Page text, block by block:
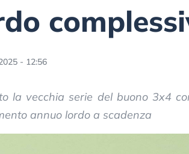
- 12:56
la vecchia serie del buono 3x4
annuo lordo a scadenza